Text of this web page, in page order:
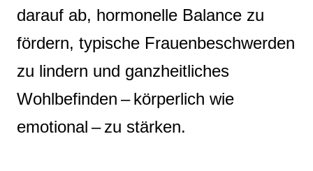
darauf ab, hormonelle Balance zu
fördern, typische Frauenbeschwerden
zu lindern und ganzheitliches
Wohlbefinden – körperlich wie
emotional – zu stärken.